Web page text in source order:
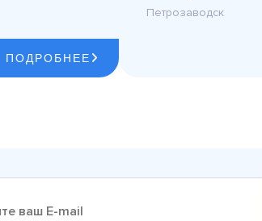
ПОДРОБНЕЕ
Петрозаводск